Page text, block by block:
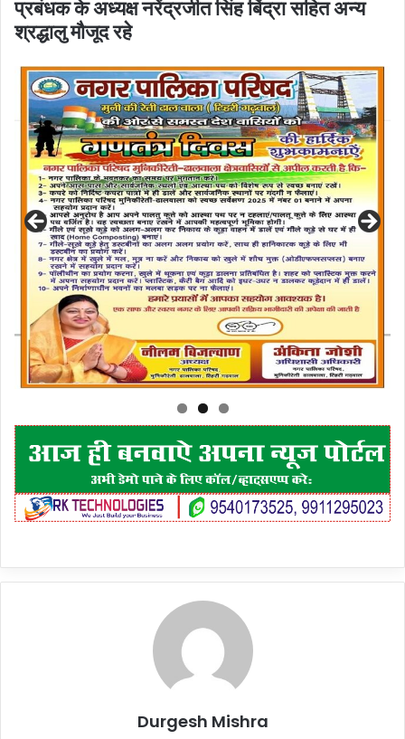
प्रबंधक के अध्यक्ष नरेंद्रजीत सिंह बिंद्रा सहित अन्य
श्रद्धालु मौजूद रहे
Durgesh Mishra